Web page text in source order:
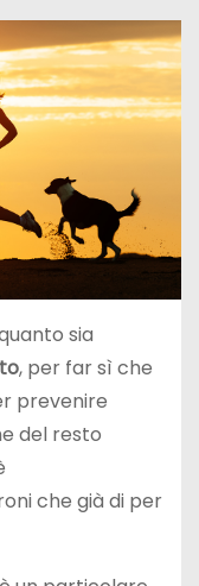
sia
, per far sì che
prevenire
del resto
che già di per